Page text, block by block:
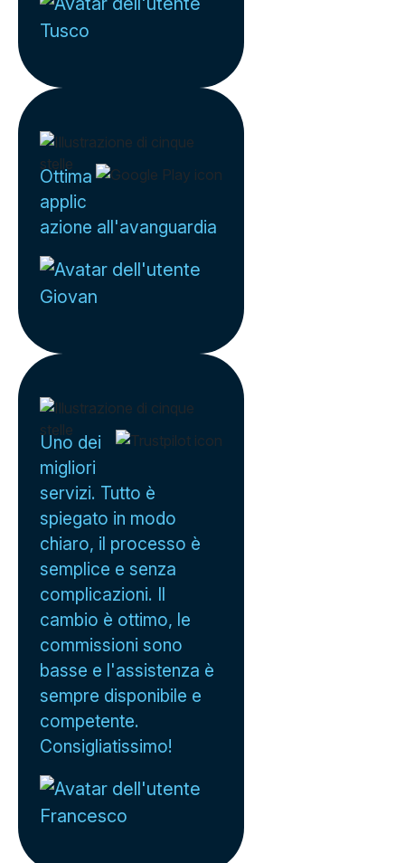
Tusco
Ottima
applic
azione all'avanguardia
Giovan
Uno dei
migliori
servizi. Tutto è
spiegato in modo
chiaro, il processo è
semplice e senza
complicazioni. Il
cambio è ottimo, le
commissioni sono
basse e l'assistenza è
sempre disponibile e
competente.
Consigliatissimo!
Francesco